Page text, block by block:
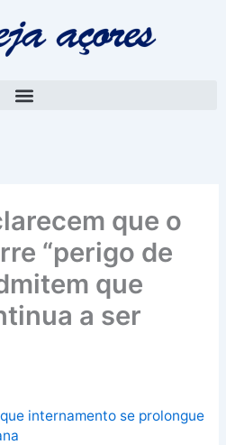
que o
“perigo de
que
a ser
internamento se prolongue